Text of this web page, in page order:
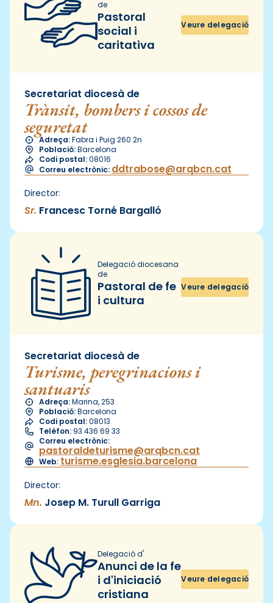
de
Pastoral
social i
caritativa
Veure delegació
Secretariat diocesà de
Trànsit, bombers i cossos de
seguretat
Adreça:Fabra i Puig 260 2n
Població:Barcelona
Codi postal:08016
Correu electrònic: ddtrabose@arqbcn.cat
Director:
Sr. Francesc Torné Bargalló
Delegació diocesana
de
Pastoral de fe
i cultura
Veure delegació
Secretariat diocesà de
Turisme, peregrinacions i
santuaris
Adreça:Marina, 253
Població:Barcelona
Codi postal:08013
Telèfon: 93 436 69 33
Correu electrònic:
pastoraldeturisme@arqbcn.cat
Web: turisme.esglesia.barcelona
Director:
Mn. Josep M. Turull Garriga
Delegació d'
Anunci de la fe
i d'iniciació
cristiana
Veure delegació